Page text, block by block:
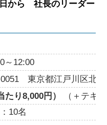
日から 社長のリーダー
～12:00
東京都江戸川区北
り8,000円）
（＋テキ
10名